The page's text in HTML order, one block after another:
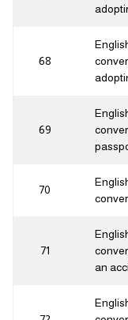
68
69
70
an
71